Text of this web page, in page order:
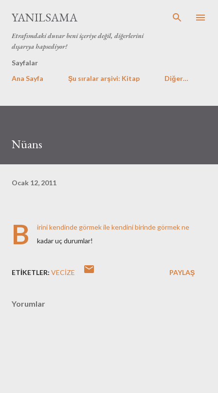
YANILSAMA
Etrafımdaki duvar beni içeriye değil, diğerlerini
dışarıya hapsediyor!
Sayfalar
Ana Sayfa
Şu sıralar arşivi: Kitap Diğer…
Nüans
Ocak 12, 2011
B
irini kendinde görmek ile kendini birinde görmek ne
kadar uç durumlar!
ETIKETLER: VECIZE PAYLAŞ
Yorumlar